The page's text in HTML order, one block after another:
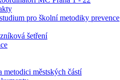
pro školní metodiky prevence
šetření
metodici městských částí